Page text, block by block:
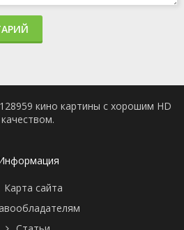
кино картины с хорошим HD
качеством.
Карта сайта